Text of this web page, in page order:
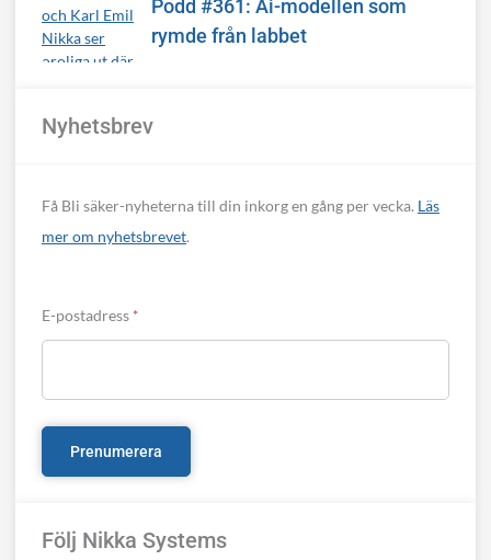
Podd #361: Ai-modellen som
rymde från labbet
Nyhetsbrev
Få Bli säker-nyheterna till din inkorg en gång per vecka. Läs
mer om nyhetsbrevet.
E-postadress *
Följ Nikka Systems